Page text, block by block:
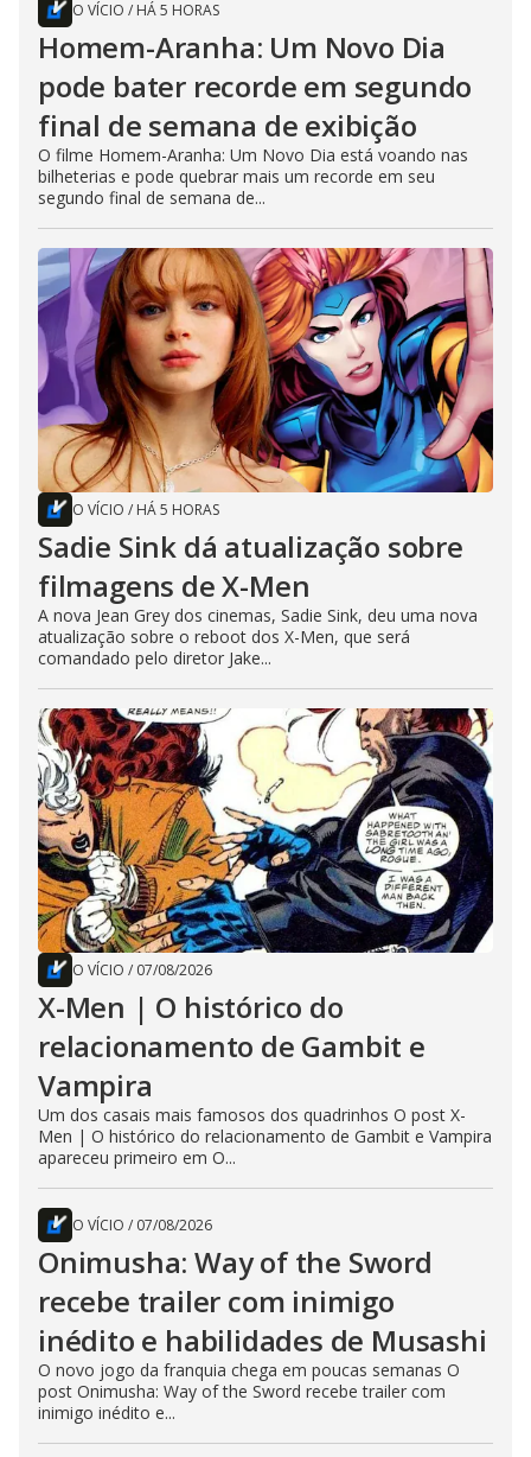
O VÍCIO / HÁ 5 HORAS
Homem-Aranha: Um Novo Dia
pode bater recorde em segundo
final de semana de exibição
O filme Homem-Aranha: Um Novo Dia está voando nas
bilheterias e pode quebrar mais um recorde em seu
segundo final de semana de...
O VÍCIO / HÁ 5 HORAS
Sadie Sink dá atualização sobre
filmagens de X-Men
A nova Jean Grey dos cinemas, Sadie Sink, deu uma nova
atualização sobre o reboot dos X-Men, que será
comandado pelo diretor Jake...
O VÍCIO / 07/08/2026
X-Men | O histórico do
relacionamento de Gambit e
Vampira
Um dos casais mais famosos dos quadrinhos O post X-
Men | O histórico do relacionamento de Gambit e Vampira
apareceu primeiro em O...
O VÍCIO / 07/08/2026
Onimusha: Way of the Sword
recebe trailer com inimigo
inédito e habilidades de Musashi
O novo jogo da franquia chega em poucas semanas O
post Onimusha: Way of the Sword recebe trailer com
inimigo inédito e...